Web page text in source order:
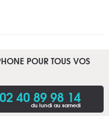
POUR TOUS VOS
02 40 89 98 14
du lundi au samedi